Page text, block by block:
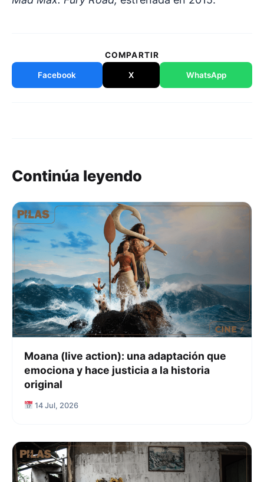
COMPARTIR
Facebook X WhatsApp
Continúa leyendo
Moana (live action): una adaptación que
emociona y hace justicia a la historia
original
14 Jul, 2026